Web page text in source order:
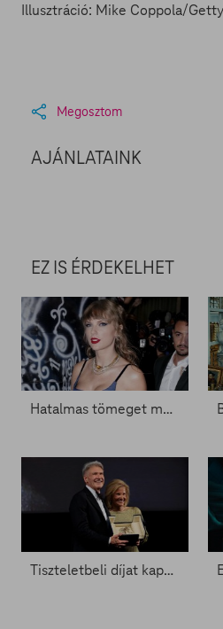
Illusztráció: Mike Coppola/
Megosztom
AJÁNLATAINK
EZ IS ÉRDEKELHET
Hatalmas tömeget mozgat meg Taylor Swift új filmje - Zacc nélkül 1750.
Tiszteletbeli díjat kapott Cannes-ban Harrison Ford - Zacc nélkül 1685.